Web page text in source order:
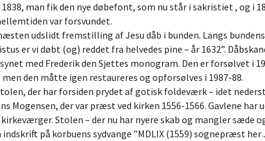
man fik den nye døbefont, som nu står i sakristiet , og i
var forsvundet.
udslidt fremstilling af Jesu dåb i bunden. Langs
er vi døbt (og) reddet fra helvedes pine – år 1632”.
med Frederik den Sjettes monogram. Den er forsølvet i
den måtte igen restaureres og opforsølves i 1987-88.
der har forsiden prydet af gotisk foldeværk – idet
der var præst ved kirken 1556-1566. Gavlene har
Stolen – der nu har nyere skab og mangler sæde
på korbuens sydvange ”MDLIX (1559) sognepræst her